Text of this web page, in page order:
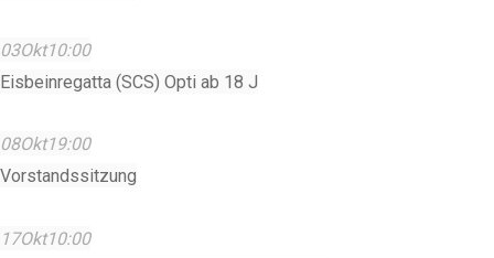
03Okt10:00
Eisbeinregatta (SCS) Opti ab 18 J
08Okt19:00
Vorstandssitzung
17Okt10:00